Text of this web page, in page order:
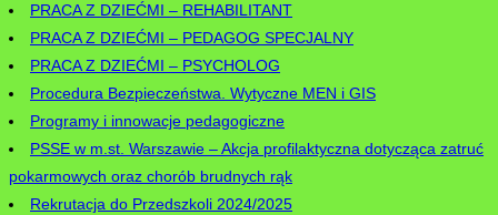
PRACA Z DZIEĆMI – REHABILITANT
PRACA Z DZIEĆMI – PEDAGOG SPECJALNY
PRACA Z DZIEĆMI – PSYCHOLOG
Procedura Bezpieczeństwa. Wytyczne MEN i GIS
Programy i innowacje pedagogiczne
PSSE w m.st. Warszawie – Akcja profilaktyczna dotycząca zatruć
pokarmowych oraz chorób brudnych rąk
Rekrutacja do Przedszkoli 2024/2025